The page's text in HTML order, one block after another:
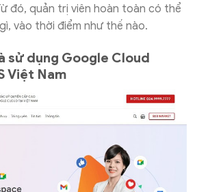
đó, quản trị viên hoàn toàn có thể
vào thời điểm như thế nào.
sử dụng Google Cloud
Việt Nam